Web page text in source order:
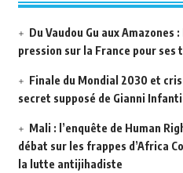
Du Vaudou Gu aux Amazones
pression sur la France pour ses
Finale du Mondial 2030 et
secret supposé de Gianni
Mali : l’enquête de Human
débat sur les frappes d’Africa
la lutte antijihadiste